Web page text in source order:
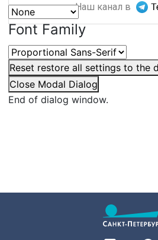
Font Family
Reset restore all settings to the
Close Modal Dialog
End of dialog window.
Наш канал в